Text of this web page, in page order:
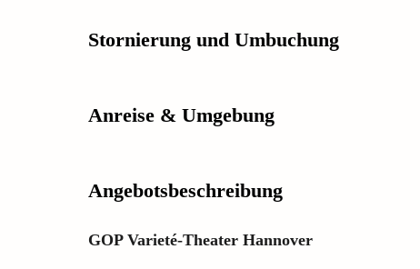
Stornierung und Umbuchung
Anreise & Umgebung
Angebotsbeschreibung
GOP Varieté-Theater Hannover